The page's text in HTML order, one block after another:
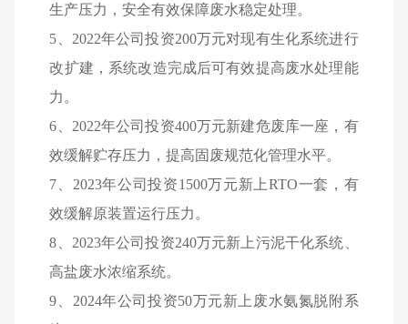
生产压力，安全有效保障废水稳定处理。
5
2022年公司投资200万元对现有生化系统进行
改扩建，系统改造完成后可有效提高废水处理能
力。
6
2022年公司投资400万元新建危废库一座，有
效缓解贮存压力，提高固废规范化管理水平。
7
2023年公司投资1500万元新上RTO一套，有
效缓解原装置运行压力。
8
2023年公司投资240万元新上污泥干化系统、
高盐废水浓缩系统。
9
2024年公司投资50万元新上废水氨氮脱附系